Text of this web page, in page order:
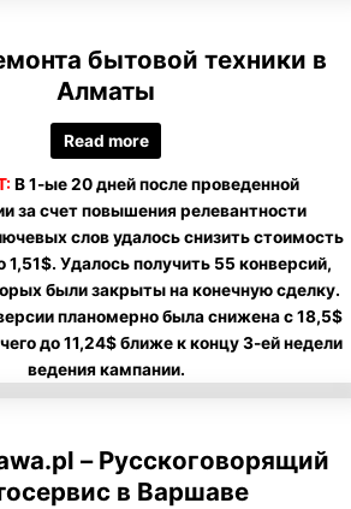
бытовой техники в
Алматы
Read more
В 1-ые 20 дней после проведенной
за счет повышения релевантности
слов удалось снизить стоимость
1,51$. Удалось получить 55 конверсий,
были закрыты на конечную сделку.
планомерно была снижена с 18,5$
до 11,24$ ближе к концу 3-ей недели
ведения кампании.
– Русскоговорящий
в Варшаве